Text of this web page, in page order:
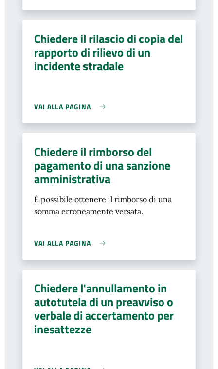
Chiedere il rilascio di copia del
rapporto di rilievo di un
incidente stradale
VAI ALLA PAGINA
Chiedere il rimborso del
pagamento di una sanzione
amministrativa
È possibile ottenere il rimborso di una
somma erroneamente versata.
VAI ALLA PAGINA
Chiedere l'annullamento in
autotutela di un preavviso o
verbale di accertamento per
inesattezze